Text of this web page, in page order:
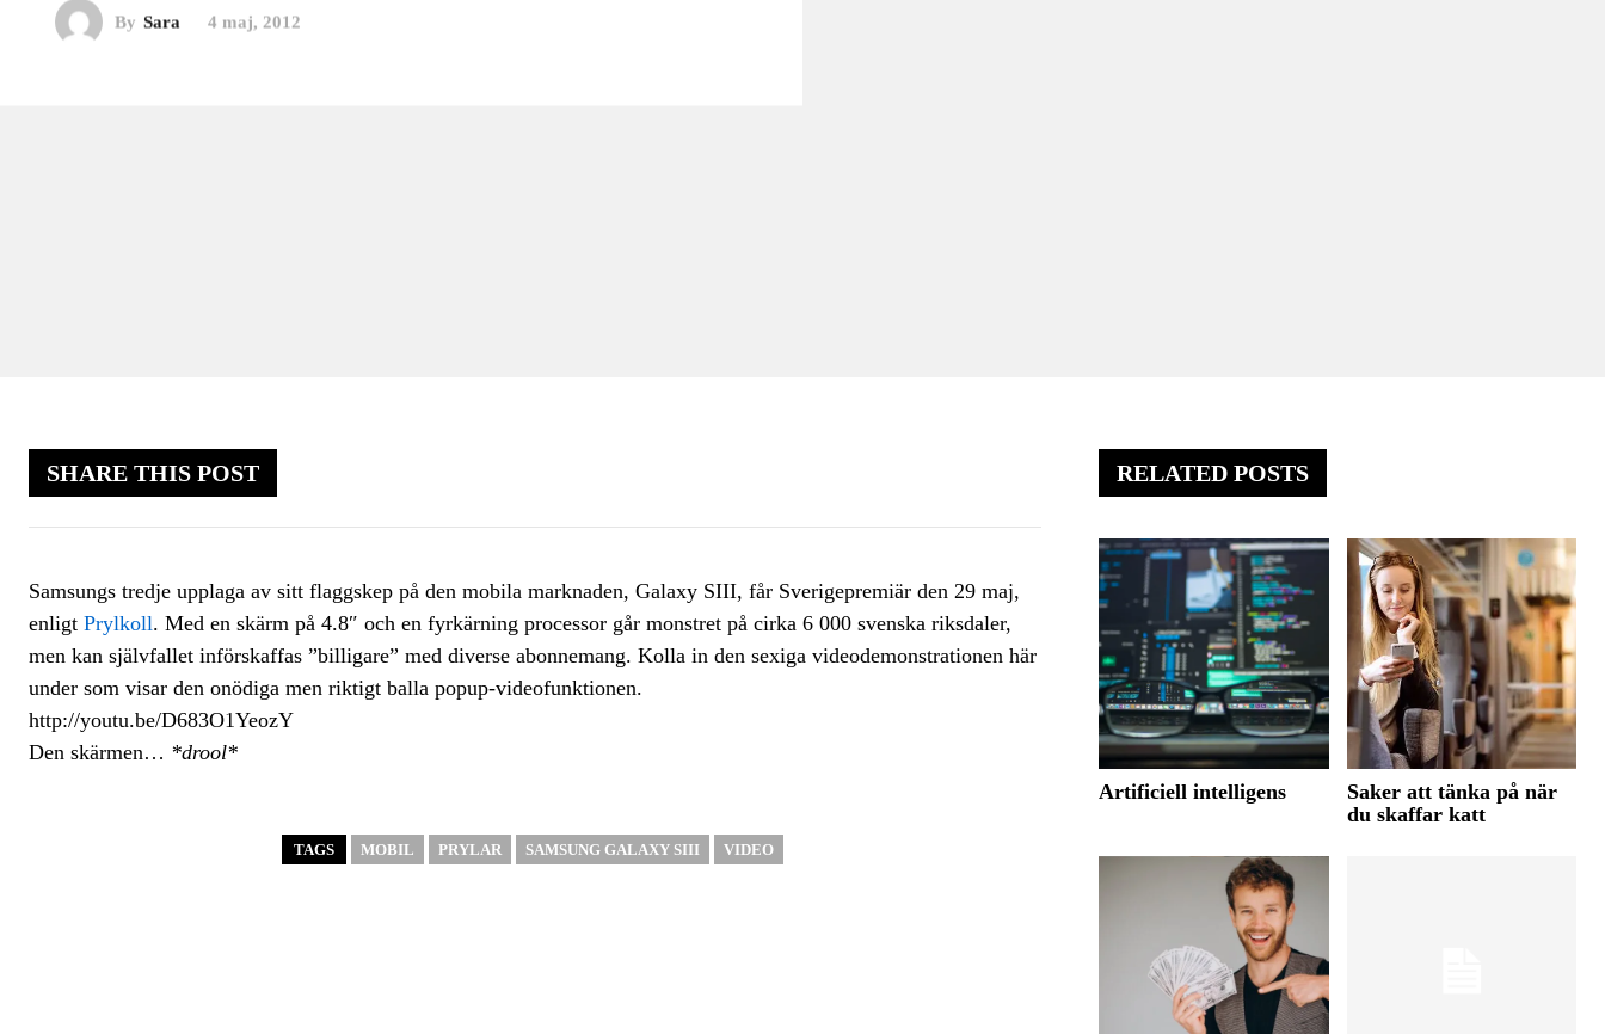
By Sara 4 maj, 2012
SHARE THIS POST
Samsungs tredje upplaga av sitt flaggskep på den mobila marknaden, Galaxy SIII, får Sverigepremiär den 29 maj,
enligt Prylkoll. Med en skärm på 4.8″ och en fyrkärning processor går monstret på cirka 6 000 svenska riksdaler,
men kan självfallet införskaffas ”billigare” med diverse abonnemang. Kolla in den sexiga videodemonstrationen här
under som visar den onödiga men riktigt balla popup-videofunktionen.
http://youtu.be/D683O1YeozY
Den skärmen… *drool*
TAGS MOBIL PRYLAR SAMSUNG GALAXY SIII VIDEO
RELATED POSTS
Artificiell intelligens
Saker att tänka på när
du skaffar katt